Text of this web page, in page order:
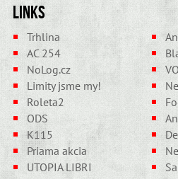
Links
Trhlina
AC 254
NoLog.cz
Limity jsme my!
Roleta2
ODS
K115
Priama akcia
UTOPIA LIBRI